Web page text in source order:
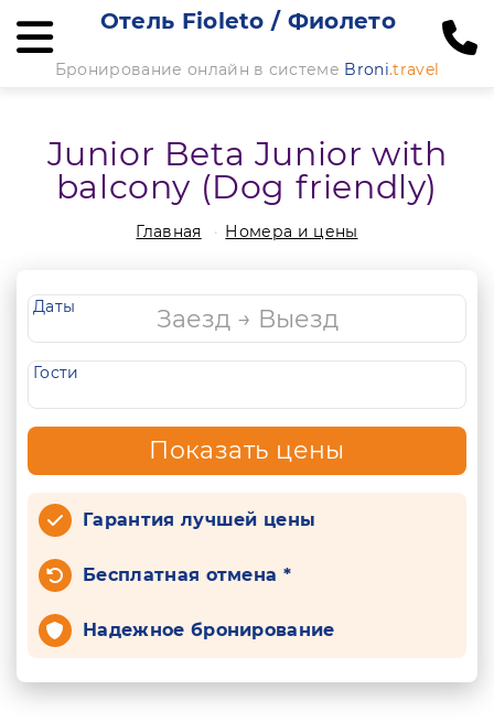
Отель Fioleto / Фиолето
Бронирование онлайн в системе Broni.travel
Junior Beta Junior with
balcony (Dog friendly)
Главная Номера и цены
Даты
Гости
Показать цены
Гарантия лучшей цены
Бесплатная отмена *
Надежное бронирование